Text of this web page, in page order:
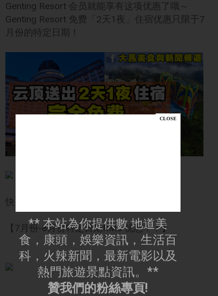
Genting Resort 会员就能享有这项优惠了哦～
Genting Resort 免费「2天1夜」住宿优惠只限于7
月份的特定日期！
快点去Book 吧！
【7月份-8月份特定日期RM0 优惠！！】
** 本站為你提供數 地道美
食，康頭，娛樂資訊，生活百
科，火辣新聞，最新電影以及
熱門旅遊景點資訊。**
贊我們的粉絲專頁!